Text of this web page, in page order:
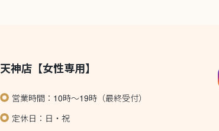
天神店【女性専用】
営業時間：10時～19時（最終受付）
定休日：日・祝